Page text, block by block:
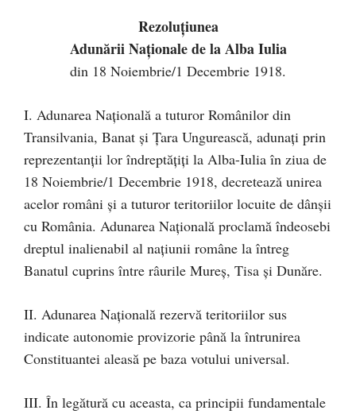
Rezoluțiunea
Adunării Naționale de la Alba Iulia
din 18 Noiembrie/1 Decembrie 1918.
I. Adunarea Națională a tuturor Românilor din
Transilvania, Banat și Țara Ungurească, adunați prin
reprezentanții lor îndreptățiți la Alba-Iulia în ziua de
18 Noiembrie/1 Decembrie 1918, decretează unirea
acelor români și a tuturor teritoriilor locuite de dânșii
cu România. Adunarea Națională proclamă îndeosebi
dreptul inalienabil al națiunii române la întreg
Banatul cuprins între râurile Mureș, Tisa și Dunăre.
II. Adunarea Națională rezervă teritoriilor sus
indicate autonomie provizorie până la întrunirea
Constituantei aleasă pe baza votului universal.
III. În legătură cu aceasta, ca principii fundamentale